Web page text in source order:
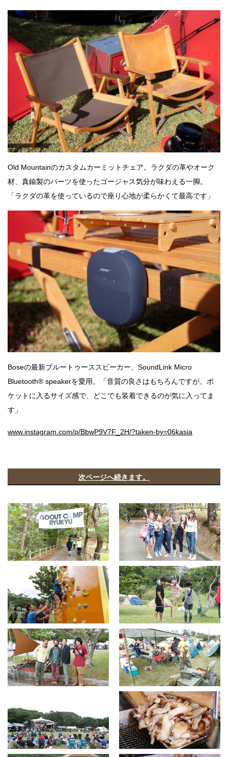
Old Mountainのカスタムカーミットチェア。ラクダの革やオーク
材、真鍮製のパーツを使ったゴージャス気分が味わえる一脚。
「ラクダの革を使っているので座り心地が柔らかくて最高です」
Boseの最新ブルートゥーススピーカー、SoundLink Micro
Bluetooth® speakerを愛用。「音質の良さはもちろんですが、ポ
ケットに入るサイズ感で、どこでも装着できるのが気に入ってま
す」
www.instagram.com/p/BbwP9V7F_2H/?taken-by=06kasia
次ページへ続きます。